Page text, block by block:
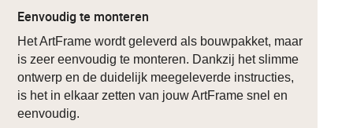
Eenvoudig te monteren
Het ArtFrame wordt geleverd als bouwpakket, maar
is zeer eenvoudig te monteren. Dankzij het slimme
ontwerp en de duidelijk meegeleverde instructies,
is het in elkaar zetten van jouw ArtFrame snel en
eenvoudig.